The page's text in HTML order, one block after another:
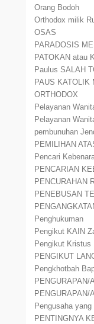
Orang Bodoh
Orthodox milik
OSAS
PARADOSIS
PATOKAN atau
Paulus SALAH
PAUS KATOLIK
ORTHODOX
Pelayanan
Pelayanan
pembunuhan
PEMILIHAN
Pencari
PENCARIAN
PENCURAHAN
PENEBUSAN
Penghukuman
Pengikut KAIN
Pengikut Kristus
PENGIKUT
Pengkhotbah
PENGURAPAN/
PENGURAPAN/
Pengusaha yang
PENTINGNYA